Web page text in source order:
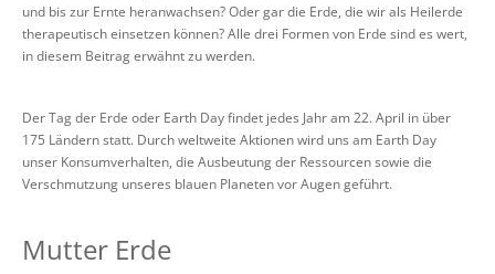
und bis zur Ernte heranwachsen? Oder gar die Erde, die wir als Heilerde
therapeutisch einsetzen können? Alle drei Formen von Erde sind es wert,
in diesem Beitrag erwähnt zu werden.
Der Tag der Erde oder Earth Day findet jedes Jahr am 22. April in über
175 Ländern statt. Durch weltweite Aktionen wird uns am Earth Day
unser Konsumverhalten, die Ausbeutung der Ressourcen sowie die
Verschmutzung unseres blauen Planeten vor Augen geführt.
Mutter Erde